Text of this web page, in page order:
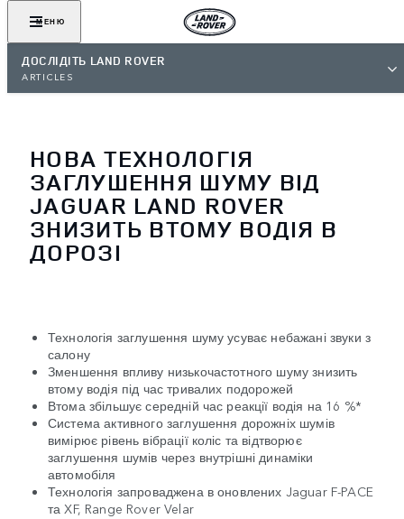
МЕНЮ
ДОСЛІДІТЬ LAND ROVER
ARTICLES
НОВА ТЕХНОЛОГІЯ
ЗАГЛУШЕННЯ ШУМУ ВІД
JAGUAR LAND ROVER
ЗНИЗИТЬ ВТОМУ ВОДІЯ В
ДОРОЗІ
Технологія заглушення шуму усуває небажані звуки з
салону
Зменшення впливу низькочастотного шуму знизить
втому водія під час тривалих подорожей
Втома збільшує середній час реакції водія на 16 %*
Система активного заглушення дорожніх шумів
вимірює рівень вібрації коліс та відтворює
заглушення шумів через внутрішні динаміки
автомобіля
Технологія запроваджена в оновлених Jaguar F-PACE
та XF, Range Rover Velar